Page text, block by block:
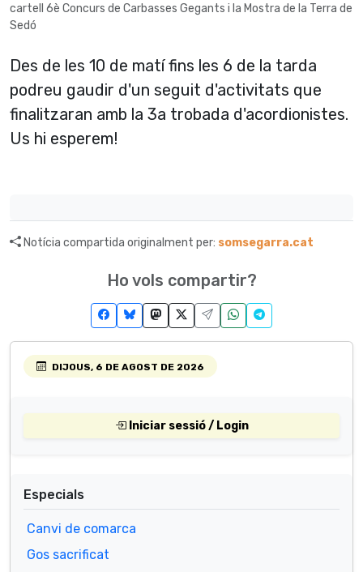
cartell 6è Concurs de Carbasses Gegants i la Mostra de la Terra de
Sedó
Des de les 10 de matí fins les 6 de la tarda
podreu gaudir d'un seguit d'activitats que
finalitzaran amb la 3a trobada d'acordionistes.
Us hi esperem!
Notícia compartida originalment per: somsegarra.cat
Ho vols compartir?
DIJOUS, 6 DE AGOST DE 2026
Iniciar sessió / Login
Especials
Canvi de comarca
Gos sacrificat